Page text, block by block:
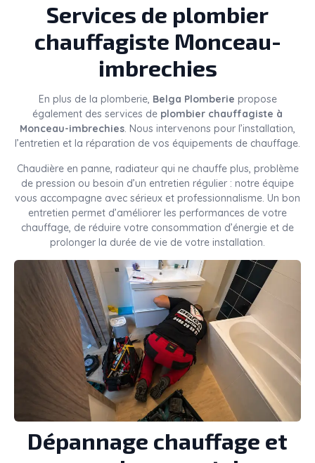
Services de plombier
chauffagiste Monceau-
imbrechies
En plus de la plomberie, Belga Plomberie propose
également des services de plombier chauffagiste à
Monceau-imbrechies. Nous intervenons pour l’installation,
l’entretien et la réparation de vos équipements de chauffage.
Chaudière en panne, radiateur qui ne chauffe plus, problème
de pression ou besoin d’un entretien régulier : notre équipe
vous accompagne avec sérieux et professionnalisme. Un bon
entretien permet d’améliorer les performances de votre
chauffage, de réduire votre consommation d’énergie et de
prolonger la durée de vie de votre installation.
Dépannage chauffage et